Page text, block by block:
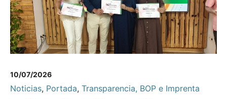
10/07/2026
Noticias, Portada, Transparencia, BOP e Imprenta